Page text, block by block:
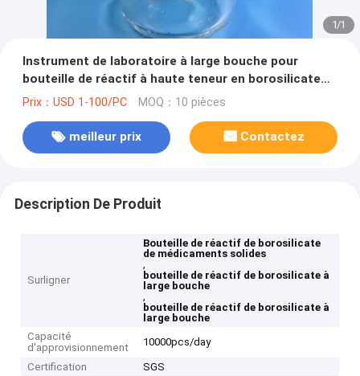
1/1
Instrument de laboratoire à large bouche pour
bouteille de réactif à haute teneur en borosilicate
de médicaments solides
Prix：USD 1-100/PC MOQ：10 pièces
meilleur prix Contactez
Description De Produit
Surligner
Bouteille de réactif de borosilicate
de médicaments solides
,
bouteille de réactif de borosilicate à
large bouche
,
bouteille de réactif de borosilicate à
large bouche
Capacité
d'approvisionnement
10000pcs/day
Certification
SGS